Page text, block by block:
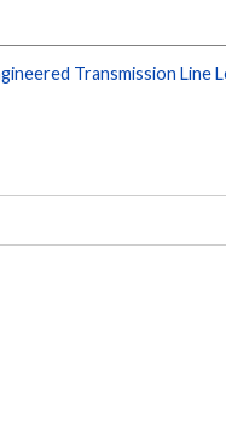
Transmission Line